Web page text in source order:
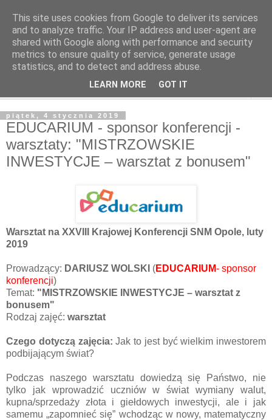
piątek, 4 stycznia 2019
EDUCARIUM - sponsor konferencji -
warsztaty: "MISTRZOWSKIE
INWESTYCJE – warsztat z bonusem"
Warsztat na XXVIII Krajowej Konferencji SNM Opole, luty
2019
Prowadzący: DARIUSZ WOLSKI (EDUCARIUM- sponsor
konferencji)
Temat: "MISTRZOWSKIE INWESTYCJE – warsztat z
bonusem"
Rodzaj zajęć: warsztat
Czego dotyczą zajęcia:Jak to jest być wielkim inwestorem
podbijającym świat?
Podczas naszego warsztatu dowiedzą się Państwo, nie
tylko jak wprowadzić uczniów w świat wymiany walut,
kupna/sprzedaży złota i giełdowych inwestycji, ale i jak
samemu „zapomnieć się” wchodząc w nowy, matematyczny
This site uses cookies from Google to deliver its services
and to analyze traffic. Your IP address and user-agent are
shared with Google along with performance and security
metrics to ensure quality of service, generate usage
statistics, and to detect and address abuse.
LEARN MORE GOT IT